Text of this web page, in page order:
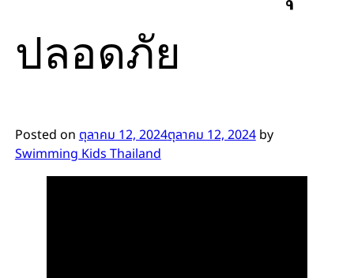
ปลอดภัย
Posted onตุลาคม 12, 2024ตุลาคม 12, 2024by
Swimming Kids Thailand